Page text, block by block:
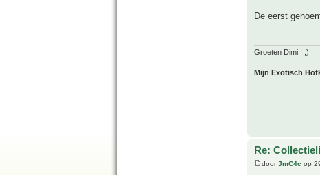
De eerst
Groeten Dimi ! ;)
Mijn Exotisch
Re:
doorJmC4c op